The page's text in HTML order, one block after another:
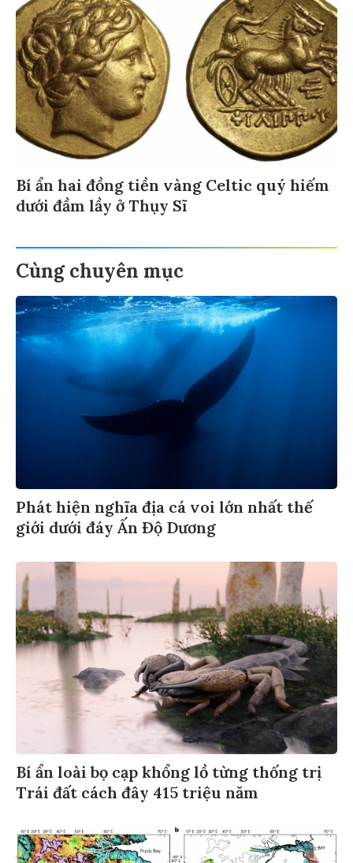
Bí ẩn hai đồng tiền vàng Celtic quý hiếm
dưới đầm lầy ở Thụy Sĩ
Cùng chuyên mục
Phát hiện nghĩa địa cá voi lớn nhất thế
giới dưới đáy Ấn Độ Dương
Bí ẩn loài bọ cạp khổng lồ từng thống trị
Trái đất cách đây 415 triệu năm